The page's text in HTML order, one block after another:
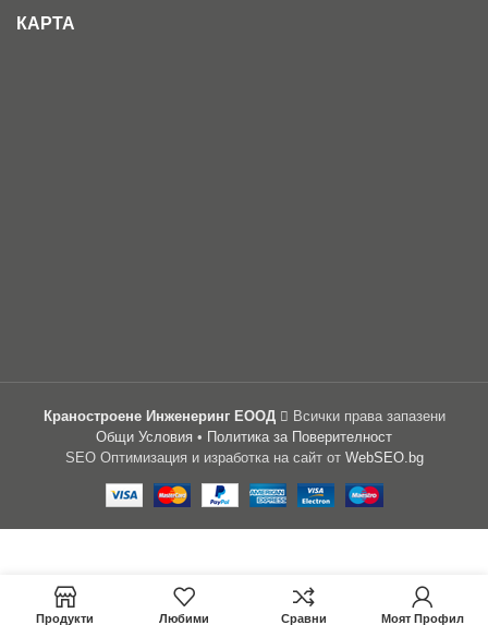
КАРТА
Краностроене Инженеринг ЕООД
Всички права запазени
Общи Условия • Политика за Поверителност
SEO Оптимизация и изработка на сайт от WebSEO.bg
Telecrane F24-
8D(1T+1R)
–
ИЗБЕРИ
ОПЦИИ
Продукти Любими Сравни Моят Профил